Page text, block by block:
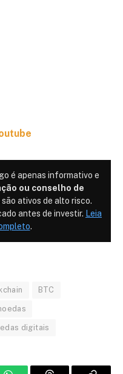
é apenas informativo e
ou conselho de
ativos de alto risco.
antes de investir. Leia
.
BTC
digitais